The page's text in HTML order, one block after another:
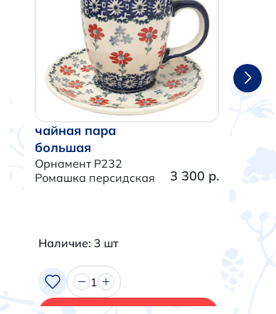
чайная пара
большая
Орнамент P232
Ромашка персидская
3 300 р.
Наличие: 3 шт
1